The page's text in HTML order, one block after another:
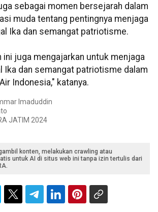
sebagai momen bersejarah dalam
muda tentang pentingnya menjaga
Ika dan semangat patriotisme.
ini juga mengajarkan untuk menjaga
Ika dan semangat patriotisme dalam
Indonesia," katanya.
Imaduddin
JATIM 2024
konten, melakukan crawling atau
untuk AI di situs web ini tanpa izin tertulis dari